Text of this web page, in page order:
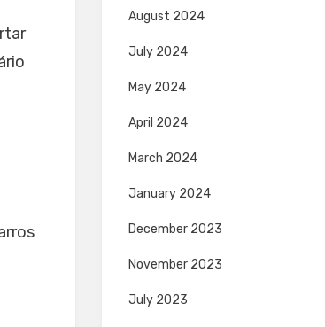
August 2024
July 2024
May 2024
April 2024
March 2024
January 2024
December 2023
November 2023
July 2023